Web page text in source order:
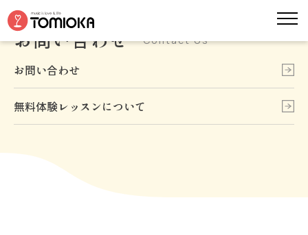
お問い合わせ Contact Us
お問い合わせ
無料体験レッスンについて